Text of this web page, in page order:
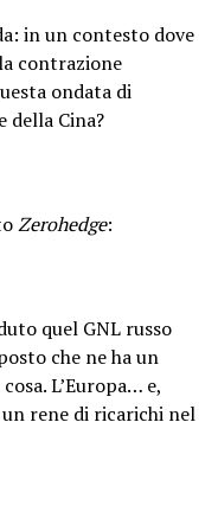
in un contesto dove
contrazione
ondata di
della Cina?
Zerohedge:
quel GNL russo
che ne ha un
L’Europa… e,
rene di ricarichi nel